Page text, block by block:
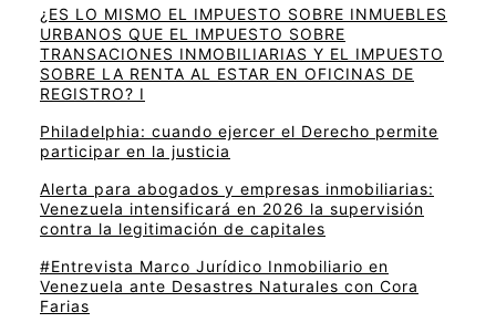
¿ES LO MISMO EL IMPUESTO SOBRE INMUEBLES
URBANOS QUE EL IMPUESTO SOBRE
TRANSACIONES INMOBILIARIAS Y EL IMPUESTO
SOBRE LA RENTA AL ESTAR EN OFICINAS DE
REGISTRO? I
Philadelphia: cuando ejercer el Derecho permite
participar en la justicia
Alerta para abogados y empresas inmobiliarias:
Venezuela intensificará en 2026 la supervisión
contra la legitimación de capitales
#Entrevista Marco Jurídico Inmobiliario en
Venezuela ante Desastres Naturales con Cora
Farias